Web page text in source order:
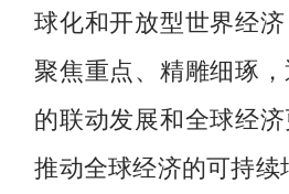
球化和开放型世界经
聚焦重点、精雕细琢
的联动发展和全球经
推动全球经济的可持续